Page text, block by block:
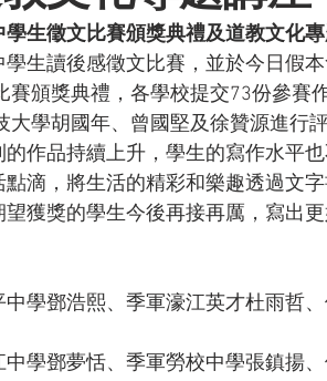
生徵文比賽頒獎典禮及道教文化
生讀後感徵文比賽，並於今日假
頒獎典禮，各學校提交73份參賽
學胡國年、曾國堅及徐贊源進行
作品持續上升，學生的寫作水平
滴，將生活的精彩和樂趣透過文
獲獎的學生今後再接再厲，寫出
學鄧浩熙、季軍濠江英才杜雨哲
學鄧夢恬、季軍勞校中學張鎮揚